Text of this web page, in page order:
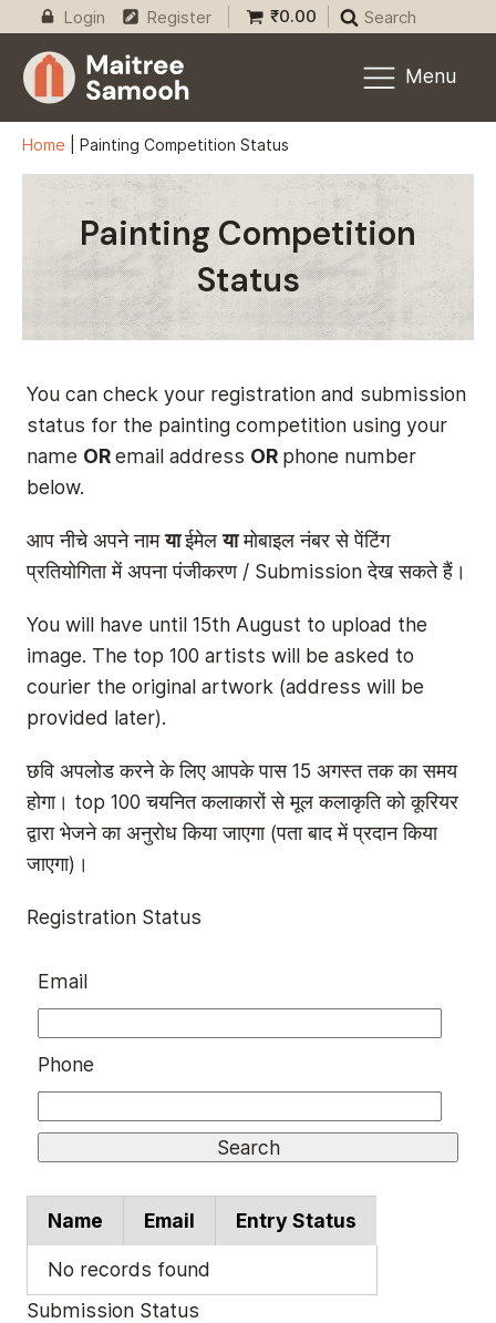
Login Register ₹0.00 Search
Menu
Home Painting Competition Status
Painting Competition
Status
You can check your registration and submission
status for the painting competition using your
name ORemail address OR phone number
below.
आप नीचे अपने नामयाईमेलयामोबाइल नंबर से पेंटिंग
प्रतियोगिता में अपना पंजीकरण / Submission देख सकते हैं।
You will have until 15th August to upload the
image. The top 100 artists will be asked to
courier the original artwork (address will be
provided later).
छवि अपलोड करने के लिए आपके पास 15 अगस्त तक का समय
होगा। top 100 चयनित कलाकारों से मूल कलाकृति को कूरियर
द्वारा भेजने का अनुरोध किया जाएगा (पता बाद में प्रदान किया
जाएगा)।
Registration Status
Email
Phone
Name Email Entry Status
No records found
Submission Status